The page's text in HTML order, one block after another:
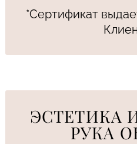
*Сертификат
ЭСТЕТИКА
РУКА